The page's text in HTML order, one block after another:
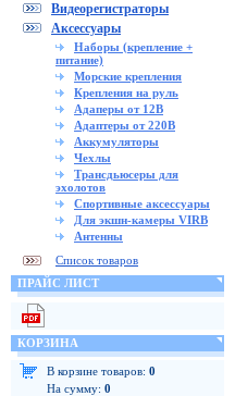
Видеорегистраторы
Аксессуары
Наборы (крепление +
питание)
Морские крепления
Крепления на руль
Адаперы от 12В
Адаптеры от 220В
Аккумуляторы
Чехлы
Трансдьюсеры для
эхолотов
Спортивные аксессуары
Для экшн-камеры VIRB
Антенны
Список товаров
ПРАЙС ЛИСТ
КОРЗИНА
В корзине товаров: 0
На сумму: 0